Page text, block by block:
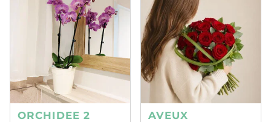
ORCHIDEE 2
AVEUX